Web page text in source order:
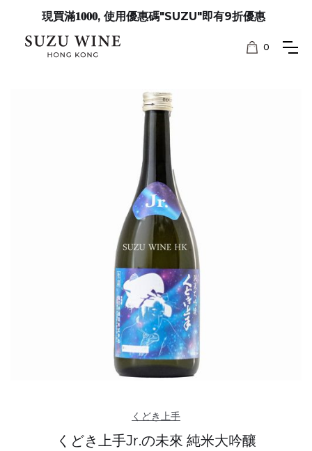
現買滿𝟏𝟎𝟎𝟎, 使用優惠碼"SUZU"即有9折優惠
0
くどき上手
くどき上手Jr.の未來 純米大吟釀